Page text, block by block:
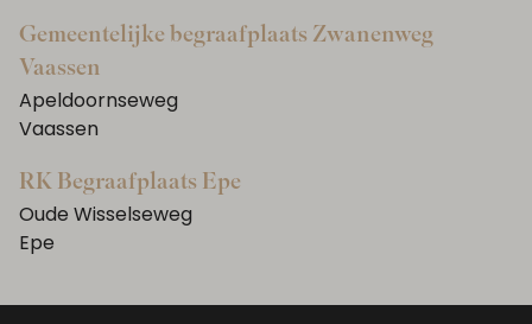
Gemeentelijke begraafplaats Zwanenweg
Vaassen
Apeldoornseweg
Vaassen
RK Begraafplaats Epe
Oude Wisselseweg
Epe